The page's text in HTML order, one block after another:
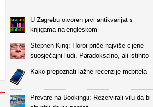
U Zagrebu otvoren prvi antikvarijat s
knjigama na engleskom
Stephen King: Horor-priče najviše cijene
suosjećajni ljudi. Paradoksalno, ali istinito
Kako prepoznati lažne recenzije mobitela
Prevare na Bookingu: Rezervirali vilu da bi